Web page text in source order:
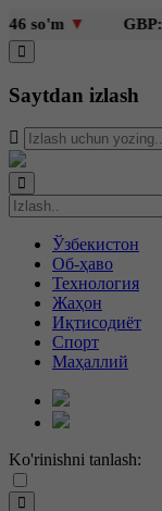
so'm▼ GBP:
Saytdan izlash
Ўзбекистон
Об-ҳаво
Технология
Жаҳон
Иқтисодиёт
Спорт
Маҳаллий
Ko'rinishni tanlash: